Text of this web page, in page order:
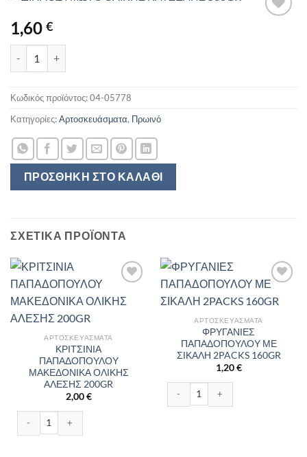
1,60 €
ΠΡΟΣΘΉΚΗ ΣΤΟ ΚΑΛΆΘΙ
Κωδικός προϊόντος:04-05778
Κατηγορίες:Αρτοσκευάσματα, Πρωινό
ΣΧΕΤΙΚΆ ΠΡΟΪΌΝΤΑ
ΑΡΤΟΣΚΕΥΆΣΜΑΤΑ
ΚΡΙΤΣΙΝΙΑ
ΠΑΠΑΔΟΠΟΥΛΟΥ
ΜΑΚΕΔΟΝΙΚΑ ΟΛΙΚΗΣ
ΑΛΕΣΗΣ 200GR
2,00€
ΑΡΤΟΣΚΕΥΆΣΜΑΤΑ
ΦΡΥΓΑΝΙΕΣ
ΠΑΠΑΔΟΠΟΥΛΟΥ ΜΕ
ΣΙΚΑΛΗ 2PACKS 160GR
1,20€